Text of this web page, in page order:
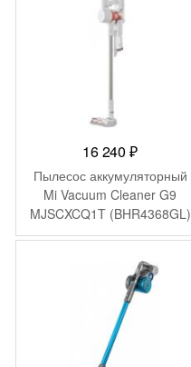
16 240₽
Пылесос аккумуляторный
Mi Vacuum Cleaner G9
MJSCXCQ1T (BHR4368GL)